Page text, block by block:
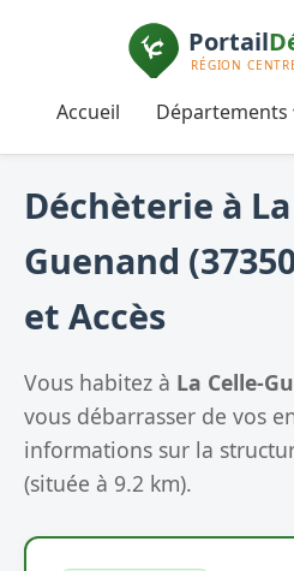
Accueil Départements
Déchèterie à
Guenand
et Accès
Vous habitez à La Celle-
vous débarrasser de vos
informations sur la
(située à 9.2 km).